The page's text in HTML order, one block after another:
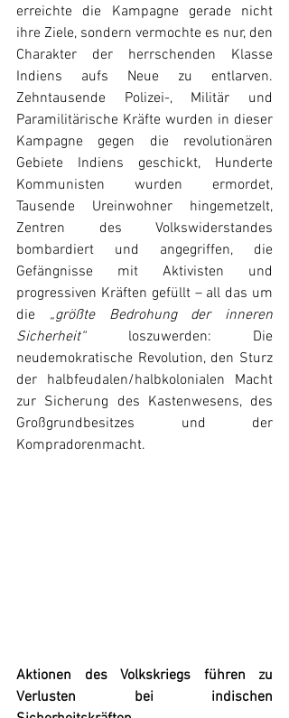
erreichte die Kampagne gerade nicht
ihre Ziele, sondern vermochte es nur, den
Charakter der herrschenden Klasse
Indiens aufs Neue zu entlarven.
Zehntausende Polizei-, Militär und
Paramilitärische Kräfte wurden in dieser
Kampagne gegen die revolutionären
Gebiete Indiens geschickt, Hunderte
Kommunisten wurden ermordet,
Tausende Ureinwohner hingemetzelt,
Zentren des Volkswiderstandes
bombardiert und angegriffen, die
Gefängnisse mit Aktivisten und
progressiven Kräften gefüllt – all das um
die „größte Bedrohung der inneren
Sicherheit“ loszuwerden: Die
neudemokratische Revolution, den Sturz
der halbfeudalen/halbkolonialen Macht
zur Sicherung des Kastenwesens, des
Großgrundbesitzes und der
Kompradorenmacht.
Aktionen des Volkskriegs führen zu
Verlusten bei indischen